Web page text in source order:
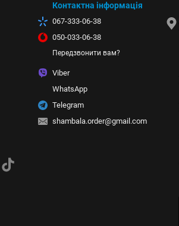
Контактна інформація
067-333-06-38
050-033-06-38
Передзвонити вам?
Viber
WhatsApp
Telegram
shambala.order@gmail.com